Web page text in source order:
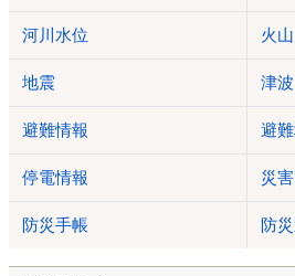
河川水位 火山
地震 津波
避難情報 避
停電情報 災
防災手帳 防